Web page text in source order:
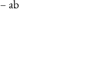
ab